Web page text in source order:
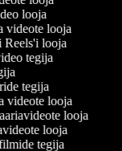
looja
videote looja
Reels'i looja
tegija
tegija
videote looja
looja
looja
tegija